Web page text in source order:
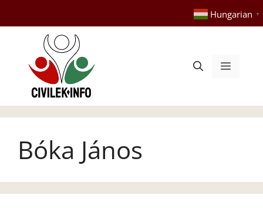
tartalomba
Hungarian ▼
Menü
Bóka János